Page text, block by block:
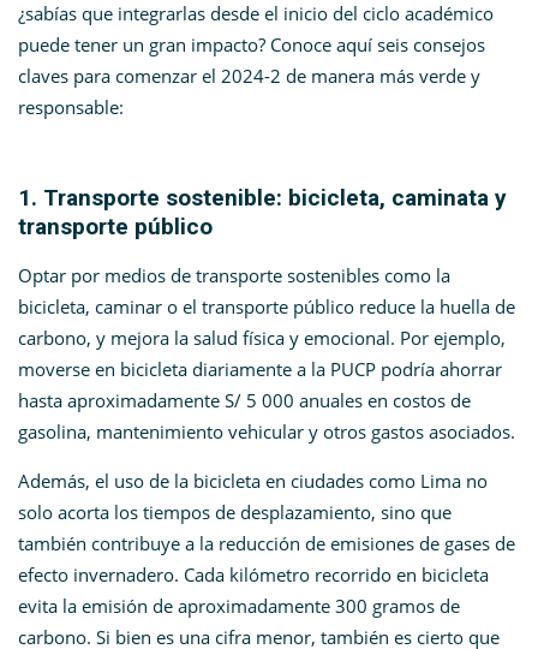
¿sabías que integrarlas desde el inicio del ciclo académico
puede tener un gran impacto? Conoce aquí seis consejos
claves para comenzar el 2024-2 de manera más verde y
responsable:
1. Transporte sostenible: bicicleta, caminata y
transporte público
Optar por medios de transporte sostenibles como la
bicicleta, caminar o el transporte público reduce la huella de
carbono, y mejora la salud física y emocional. Por ejemplo,
moverse en bicicleta diariamente a la PUCP podría ahorrar
hasta aproximadamente S/ 5 000 anuales en costos de
gasolina, mantenimiento vehicular y otros gastos asociados.
Además, el uso de la bicicleta en ciudades como Lima no
solo acorta los tiempos de desplazamiento, sino que
también contribuye a la reducción de emisiones de gases de
efecto invernadero. Cada kilómetro recorrido en bicicleta
evita la emisión de aproximadamente 300 gramos de
carbono. Si bien es una cifra menor, también es cierto que